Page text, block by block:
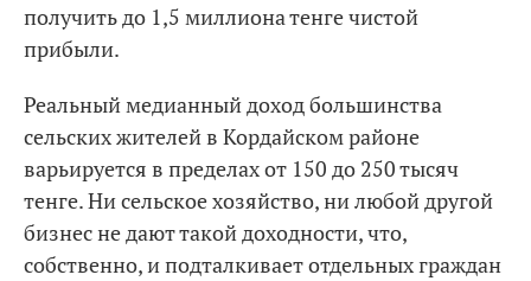
получить до 1,5 миллиона тенге чистой
прибыли.
Реальный медианный доход большинства
сельских жителей в Кордайском районе
варьируется в пределах от 150 до 250 тысяч
тенге. Ни сельское хозяйство, ни любой другой
бизнес не дают такой доходности, что,
собственно, и подталкивает отдельных граждан